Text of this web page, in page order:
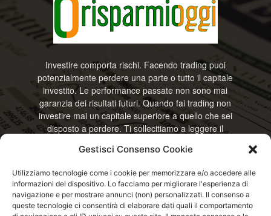
Gestisci Consenso Cookie
Utilizziamo tecnologie come i cookie per memorizzare e/o accedere alle
informazioni del dispositivo. Lo facciamo per migliorare l'esperienza di
navigazione e per mostrare annunci (non) personalizzati. Il consenso a
queste tecnologie ci consentirà di elaborare dati quali il comportamento
Investire comporta rischi. Facendo trading puoi
potenzialmente perdere una parte o tutto il capitale
investito. Le performance passate non sono mai
garanzia dei risultati futuri. Quando fai trading non
investire mai un capitale superiore a quello che sei
disposto a perdere. Ti sollecitiamo a leggere il
RisparmiOggi non offre alcun genere di consulenza
informazioni riportate. Continuando ad accedere o
a usare questo sito o ogni servizio disponibile
questo sito, dichiari di accettare termini e condizioni